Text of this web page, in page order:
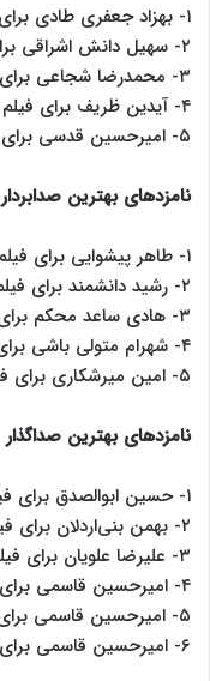
۱- بهزاد جعفری طادی برای فیلم مصلحت
۲- سهیل دانش اشراقی برای فیلم‌های روزی روزگاری آبادان و روشن
۳- محمدرضا شجاعی برای فیلم ابلق
۴- آیدین ظریف برای فیلم یدو
۵- امیرحسین قدسی برای فیلم بی همه چیز
نامزدهای بهترین صدابردار
۱- طاهر پیشوایی برای فیلم ابلق
۲- رشید دانشمند برای فیلم‌های زالاوا و یدو
۳- هادی ساعد محکم برای فیلم شیشلیک
۴- شهرام متولی باشی برای فیلم تک تیرانداز
۵- امین میرشکاری برای فیلم بی همه چیز
نامزدهای بهترین صداگذار
۱- حسین ابوالصدق برای فیلم تک تیرانداز
۲- بهمن بنی‌اردلان برای فیلم روزی روزگاری آبادان
۳- علیرضا علویان برای فیلم بی همه چیز
۴- امیرحسین قاسمی برای فیلم زالاوا
۵- امیرحسین قاسمی برای فیلم خط فرضی
۶- امیرحسین قاسمی برای فیلم یدو